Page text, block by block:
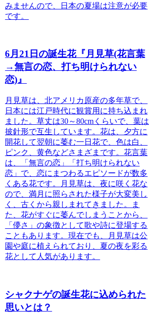
みませんので、日本の夏場は注意が必要
です。
6月21日の誕生花『月見草(花言葉
→無言の恋、打ち明けられない
恋)』
月見草は、北アメリカ原産の多年草で、
日本には江戸時代に観賞用に持ち込まれ
ました。草丈は30～80cmくらいで、葉は
披針形で互生しています。花は、夕方に
開花して翌朝に萎む一日花で、色は白、
ピンク、黄色などさまざまです。花言葉
は、「無言の恋」「打ち明けられない
恋」で、恋にまつわるエピソードが数多
くある花です。
月見草は、夜に咲く花な
ので、満月に照らされた様子が大変美し
く、古くから親しまれてきました。ま
た、花がすぐに萎んでしまうことから、
「儚さ」の象徴として歌や詩に登場する
こともあります。現在でも、月見草は公
園や庭に植えられており、夏の夜を彩る
花として人気があります。
シャクナゲの誕生花に込められた
思いとは？